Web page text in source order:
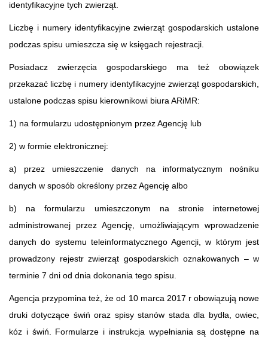
identyfikacyjne tych zwierząt.
Liczbę i numery identyfikacyjne zwierząt gospodarskich ustalone
podczas spisu umieszcza się w księgach rejestracji.
Posiadacz zwierzęcia gospodarskiego ma też obowiązek
przekazać liczbę i numery identyfikacyjne zwierząt gospodarskich,
ustalone podczas spisu kierownikowi biura ARiMR:
1) na formularzu udostępnionym przez Agencję lub
2) w formie elektronicznej:
a) przez umieszczenie danych na informatycznym nośniku
danych w sposób określony przez Agencję albo
b) na formularzu umieszczonym na stronie internetowej
administrowanej przez Agencję, umożliwiającym wprowadzenie
danych do systemu teleinformatycznego Agencji, w którym jest
prowadzony rejestr zwierząt gospodarskich oznakowanych – w
terminie 7 dni od dnia dokonania tego spisu.
Agencja przypomina też, że od 10 marca 2017 r obowiązują nowe
druki dotyczące świń oraz spisy stanów stada dla bydła, owiec,
kóz i świń. Formularze i instrukcja wypełniania są dostępne na